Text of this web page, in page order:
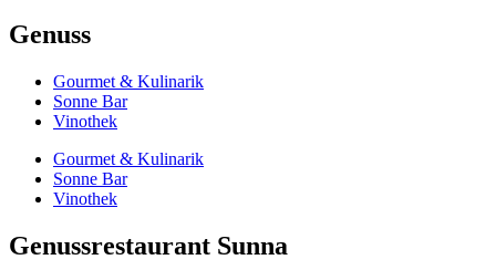
Genuss
Gourmet & Kulinarik
Sonne Bar
Vinothek
Gourmet & Kulinarik
Sonne Bar
Vinothek
Genussrestaurant Sunna